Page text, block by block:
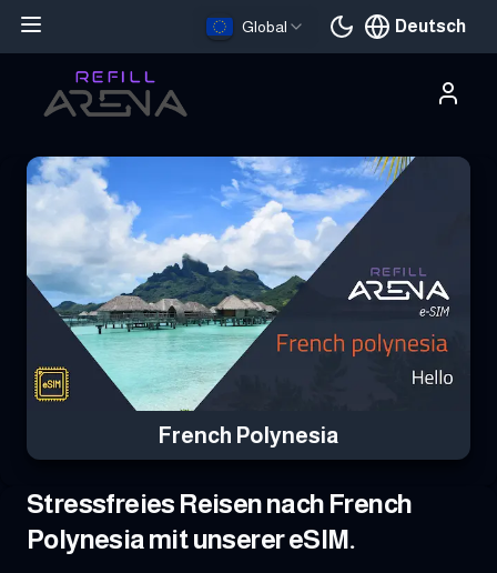
Global Deutsch
Aktuelle Sprache
French Polynesia
Stressfreies Reisen nach French
Polynesia mit unserer eSIM.